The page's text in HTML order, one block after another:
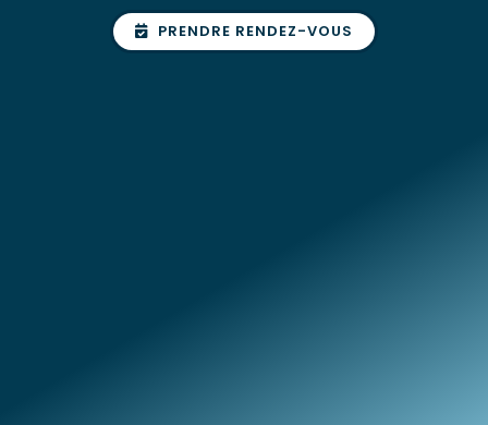
PRENDRE RENDEZ-VOUS